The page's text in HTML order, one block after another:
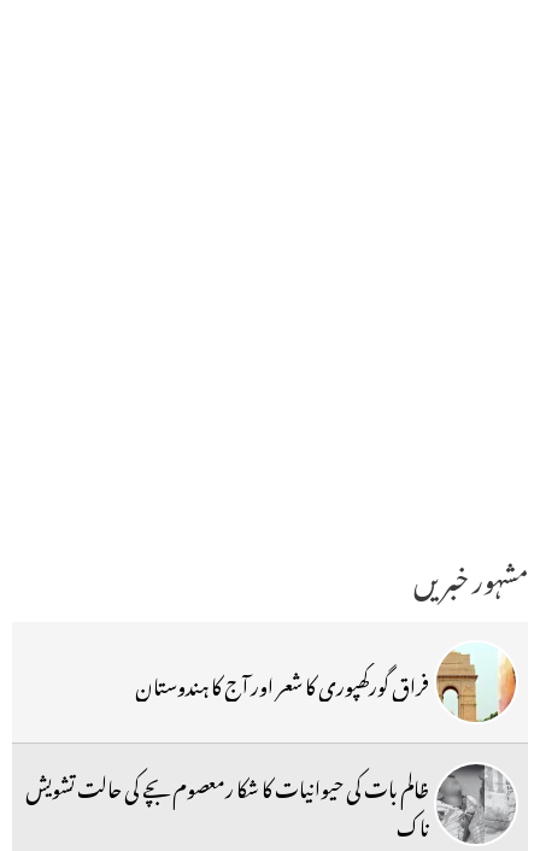
مشہور خبریں
فراق گورکھپوری کا شعر اور آج کا ہندوستان
ظالم بات کی حیوانیات کا شکا رمعصوم بچے کی حالت تشویش
ناک